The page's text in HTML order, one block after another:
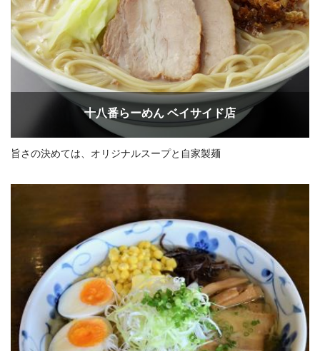
十八番らーめん ベイサイド店
旨さの決めては、オリジナルスープと自家製麺